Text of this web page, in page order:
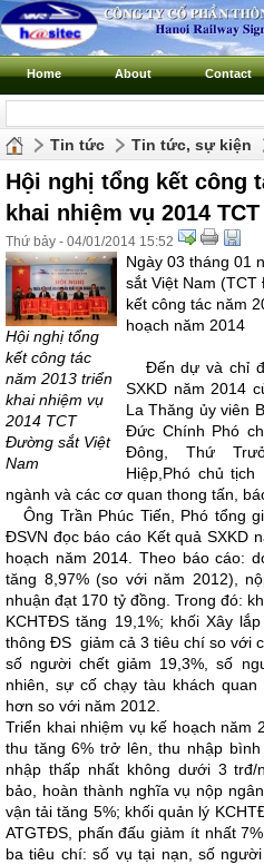
Home About Contact
Tin tức Tin tức, sự kiện
Hội nghị tổng kết công
khai nhiệm vụ 2014
Thứ bảy - 04/01/2014 15:52
Hội nghị tổng
kết công tác
năm 2013 triển
khai nhiệm vụ
2014 TCT
Đường sắt Việt
Nam
Ngày 03 tháng 01
sắt Việt Nam (TCT
kết công tác năm
hoạch năm 2014
Đến dự và chỉ
SXKD năm 2014
La Thăng ủy viên
Đức Chính Phó
Đông, Thứ
Hiệp,Phó chủ
ngành và các cơ quan thong tấn,
Ông Trần Phúc Tiến, Phó tổng
ĐSVN đọc báo cáo Kết quả SXKD
hoạch năm 2014. Theo báo cáo:
tăng 8,97% (so với năm 2012),
nhuận đạt 170 tỷ đồng. Trong đó:
KCHTĐS tăng 19,1%; khối Xây
thông ĐS giảm cả 3 tiêu chí so với
số người chết giảm 19,3%, số
nhiên, sự cố chạy tàu khách
hơn so với năm 2012.
Triển khai nhiệm vụ kế hoạch năm
thu tăng 6% trở lên, thu nhập
nhập thấp nhất không dưới 3 trđ/
bảo, hoàn thành nghĩa vụ nộp
vận tải tăng 5%; khối quản lý
ATGTĐS, phấn đấu giảm ít nhất
ba tiêu chí: số vụ tại nạn, số